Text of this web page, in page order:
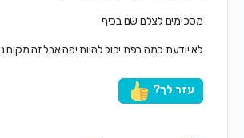
מסכימים לצלם שם בכיף
לא יודעת כמה רפת יכול להיות יפה אבל זה מקום
עזר לך?